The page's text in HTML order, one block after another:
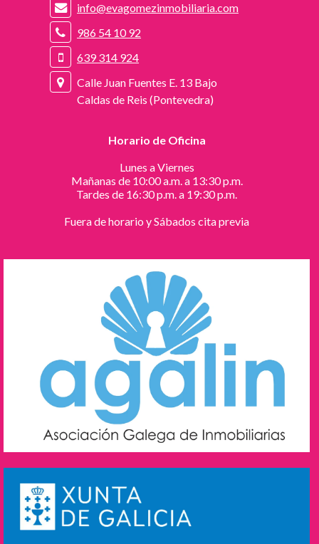
info@evagomezinmobiliaria.com
986 54 10 92
639 314 924
Calle Juan Fuentes E. 13 Bajo
Caldas de Reis (Pontevedra)
Horario de Oficina
Lunes a Viernes
Mañanas de 10:00 a.m. a 13:30 p.m.
Tardes de 16:30 p.m. a 19:30 p.m.
Fuera de horario y Sábados cita previa